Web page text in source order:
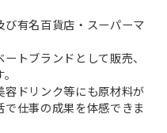
有名百貨店・スーパーマ
トブランドとして販売、
容ドリンク等にも原材料が
仕事の成果を体感できま